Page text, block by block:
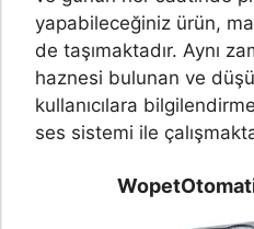
yapabileceğiniz ürün,
de taşımaktadır. Aynı
haznesi bulunan ve
kullanıcılara
ses sistemi ile
Wopet